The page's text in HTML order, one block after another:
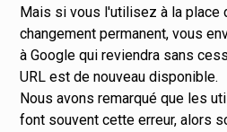
Mais si vous l'utilisez à la place
changement permanent, vous
à Google qui reviendra sans
URL est de nouveau disponible.
Nous avons remarqué que les
font souvent cette erreur, alors